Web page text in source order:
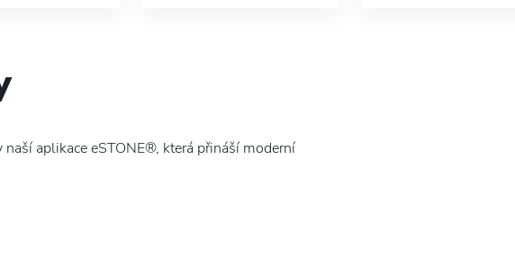
aplikace eSTONE®, která přináší moderní